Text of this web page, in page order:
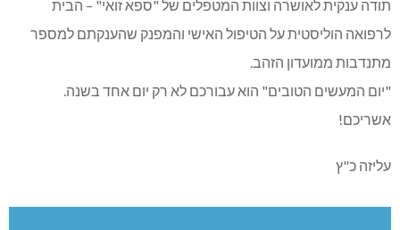
תודה ענקית לאושרה וצוות המטפלים של "ספא זואי" – הבית
לרפואה הוליסטית על הטיפול האישי והמפנק שהענקתם למספר
מתנדבות ממועדון הזהב.
"יום המעשים הטובים" הוא עבורכם לא רק יום אחד בשנה.
אשריכם!
עליזה כ"ץ